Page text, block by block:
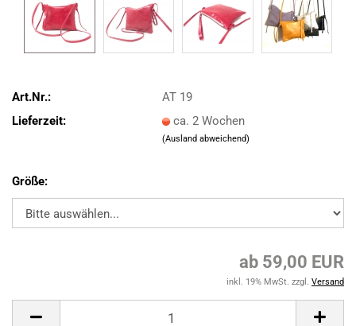
Art.Nr.:
AT 19
Lieferzeit:
ca. 2 Wochen
(Ausland abweichend)
Größe:
ab 59,00 EUR
inkl. 19% MwSt. zzgl. Versand